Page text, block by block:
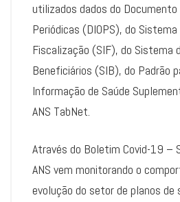
utilizados dados do
Periódicas (DIOPS), do
Fiscalização (SIF), do Sistema
Beneficiários (SIB), do Padrão
Informação de Saúde
ANS TabNet.
Através do Boletim Covid-19 –
ANS vem monitorando o
evolução do setor de planos de